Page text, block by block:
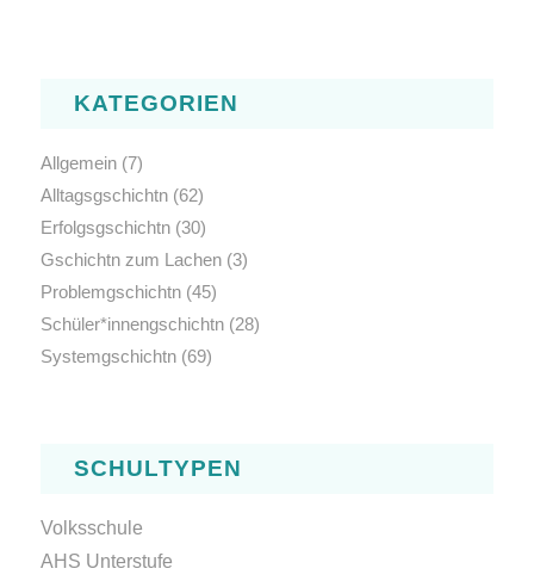
KATEGORIEN
Allgemein(7)
Alltagsgschichtn(62)
Erfolgsgschichtn(30)
Gschichtn zum Lachen(3)
Problemgschichtn(45)
Schüler*innengschichtn(28)
Systemgschichtn(69)
SCHULTYPEN
Volksschule
AHS Unterstufe